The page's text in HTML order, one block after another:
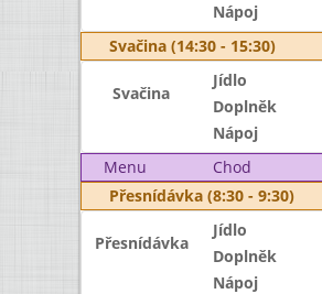
Nápoj
Svačina (14:30 - 15:30)
Svačina
Jídlo
Doplněk
Nápoj
Menu
Chod
Přesnídávka (8:30 - 9:30)
Přesnídávka
Jídlo
Doplněk
Nápoj